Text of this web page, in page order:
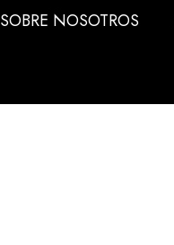
SOBRE NOSOTROS